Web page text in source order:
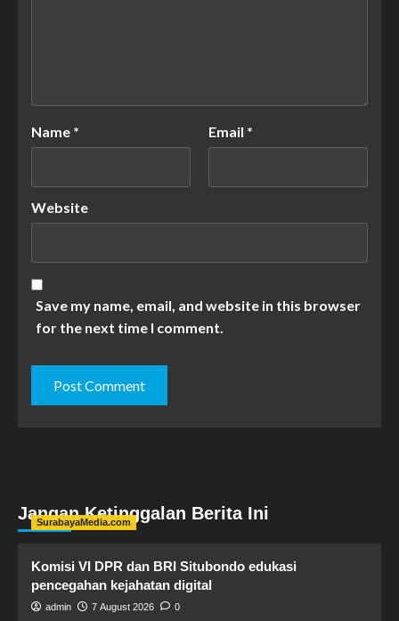
Name * Email *
Website
Save my name, email, and website in this browser
for the next time I comment.
Jangan Ketinggalan Berita Ini
SurabayaMedia.com
Komisi VI DPR dan BRI Situbondo edukasi
pencegahan kejahatan digital
admin 7 August 2026 0